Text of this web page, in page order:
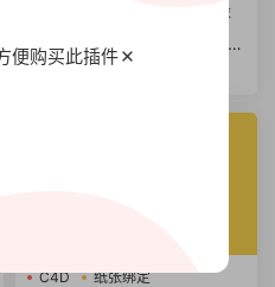
模型预设
C4D噪声图案生成模型预设 N
oiseScape v.1
C4D 纸张绑定
便购买此插件